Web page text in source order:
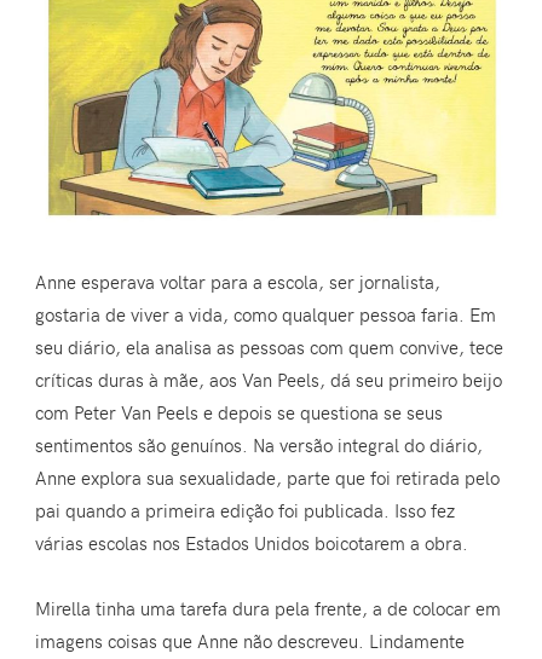
Anne esperava voltar para a escola, ser jornalista,
gostaria de viver a vida, como qualquer pessoa faria. Em
seu diário, ela analisa as pessoas com quem convive, tece
críticas duras à mãe, aos Van Peels, dá seu primeiro beijo
com Peter Van Peels e depois se questiona se seus
sentimentos são genuínos. Na versão integral do diário,
Anne explora sua sexualidade, parte que foi retirada pelo
pai quando a primeira edição foi publicada. Isso fez
várias escolas nos Estados Unidos boicotarem a obra.
Mirella tinha uma tarefa dura pela frente, a de colocar em
imagens coisas que Anne não descreveu. Lindamente